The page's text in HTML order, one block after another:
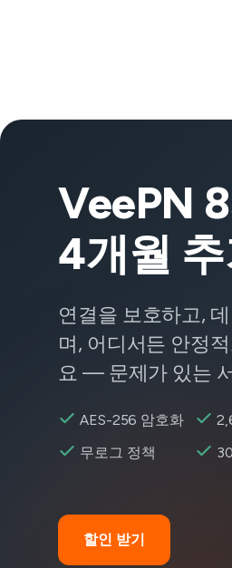
VeePN
4개월 추
연결을 보호하고,
며, 어디서든 안정
요 — 문제가 있는
AES-256 암호화
무로그 정책
할인 받기